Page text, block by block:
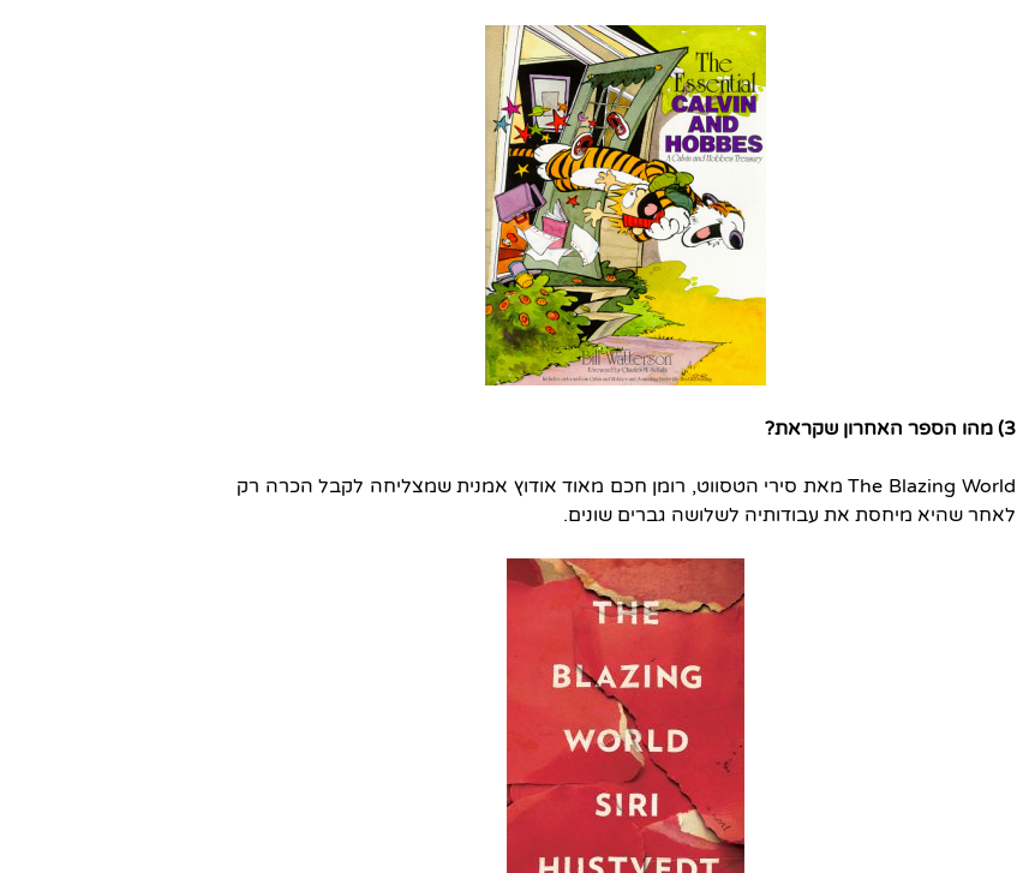
3) מהו הספר האחרון שקראת?
The Blazing World מאת סירי הטסווט, רומן חכם מאוד אודוץ אמנית שמצליחה לקבל הכרה רק
לאחר שהיא מיחסת את עבודותיה לשלושה גברים שונים.